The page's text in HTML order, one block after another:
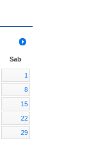
Sab
1
8
15
22
29